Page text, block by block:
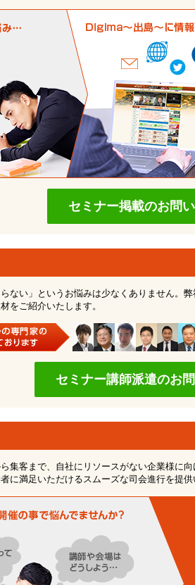
セミナー掲載のお問
ない」というお悩みは少なくありません。
をご紹介いたします。
セミナー講師派遣のお
集客まで、自社にリソースがない企業様に
満足いただけるスムーズな司会進行を提供